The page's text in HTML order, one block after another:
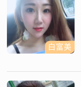
白富美